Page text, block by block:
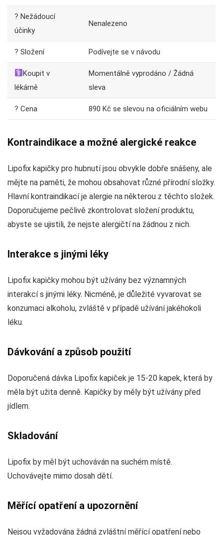
? Nežádoucí
účinky
Nenalezeno
? Složení Podívejte se v návodu
Koupit v
lékárně
Momentálně vyprodáno / Žádná
sleva
? Cena 890 Kč se slevou na oficiálním webu
Kontraindikace a možné alergické reakce
Lipofix kapičky pro hubnutí jsou obvykle dobře snášeny, ale
mějte na paměti, že mohou obsahovat různé přírodní složky.
Hlavní kontraindikací je alergie na některou z těchto složek.
Doporučujeme pečlivě zkontrolovat složení produktu,
abyste se ujistili, že nejste alergičtí na žádnou z nich.
Interakce s jinými léky
Lipofix kapičky mohou být užívány bez významných
interakcí s jinými léky. Nicméně, je důležité vyvarovat se
konzumaci alkoholu, zvláště v případě užívání jakéhokoli
léku.
Dávkování a způsob použití
Doporučená dávka Lipofix kapiček je 15-20 kapek, která by
měla být užita denně. Kapičky by měly být užívány před
jídlem.
Skladování
Lipofix by měl být uchováván na suchém místě.
Uchovávejte mimo dosah dětí.
Měřící opatření a upozornění
Nejsou vyžadována žádná zvláštní měřící opatření nebo